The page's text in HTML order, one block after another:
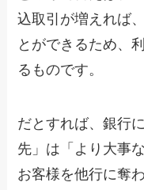
込取引が増えれば
とができるため、
るものです。
だとすれば、銀行
先」は「より大事
お客様を他行に奪